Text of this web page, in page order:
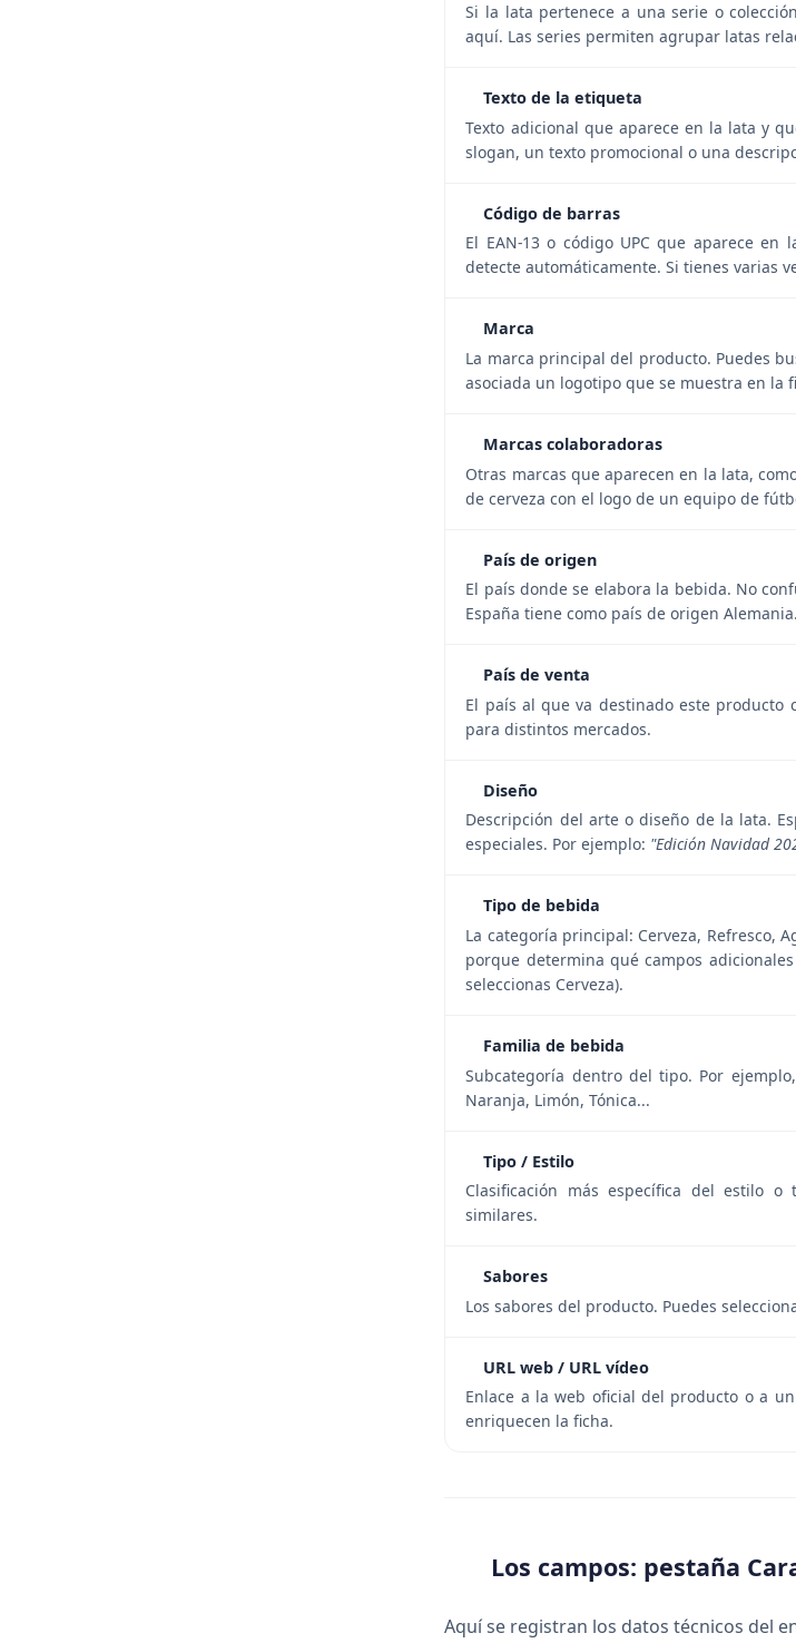
Si la lata pertenece a una serie o
aquí. Las series permiten agrupar latas
Texto de la etiqueta
Texto adicional que aparece en la lata y
slogan, un texto promocional o una
Código de barras
El EAN-13 o código UPC que aparece
detecte automáticamente. Si tienes varias
Marca
La marca principal del producto. Puedes
asociada un logotipo que se muestra en la
Marcas colaboradoras
Otras marcas que aparecen en la lata,
de cerveza con el logo de un equipo de
País de origen
El país donde se elabora la bebida. No
España tiene como país de origen Alemania.
País de venta
El país al que va destinado este producto
para distintos mercados.
Diseño
Descripción del arte o diseño de la lata.
especiales. Por ejemplo: "Edición Navidad
Tipo de bebida
La categoría principal: Cerveza, Refresco,
porque determina qué campos
seleccionas Cerveza).
Familia de bebida
Subcategoría dentro del tipo. Por
Naranja, Limón, Tónica...
Tipo / Estilo
Clasificación más específica del estilo
similares.
Sabores
Los sabores del producto. Puedes
URL web / URL vídeo
Enlace a la web oficial del producto o a
enriquecen la ficha.
Los campos: pestaña
Aquí se registran los datos técnicos del